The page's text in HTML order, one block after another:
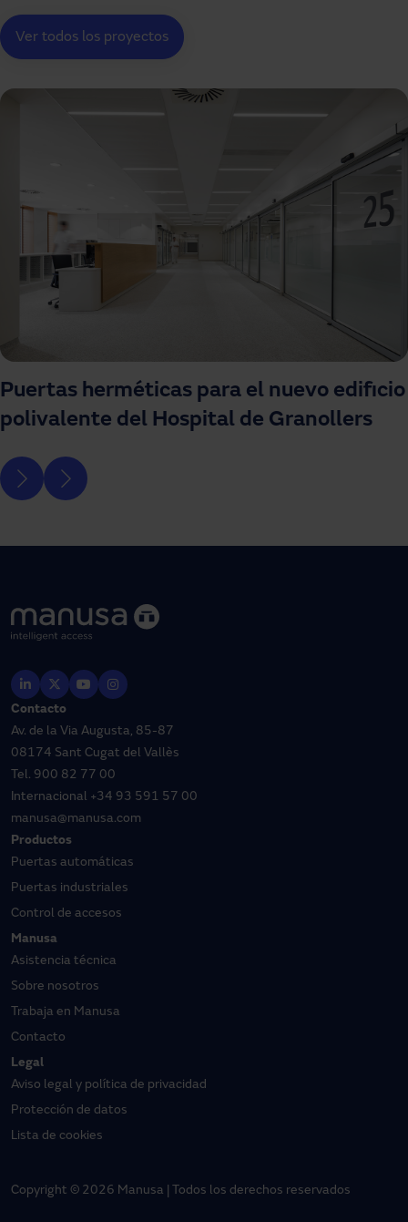
Ver todos los proyectos
Puertas herméticas para el nuevo edificio
polivalente del Hospital de Granollers
Contacto
Av. de la Via Augusta, 85-87
08174 Sant Cugat del Vallès
Tel. 900 82 77 00
Internacional +34 93 591 57 00
manusa@manusa.com
Productos
Puertas automáticas
Puertas industriales
Control de accesos
Manusa
Asistencia técnica
Sobre nosotros
Trabaja en Manusa
Contacto
Legal
Aviso legal y política de privacidad
Protección de datos
Lista de cookies
Copyright © 2026 Manusa | Todos los derechos reservados